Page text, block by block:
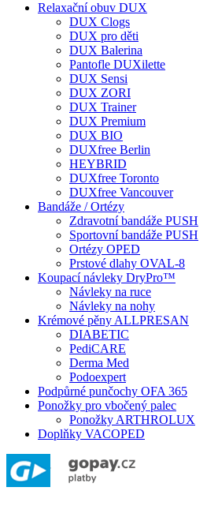
Relaxační obuv DUX
DUX Clogs
DUX pro děti
DUX Balerina
Pantofle DUXilette
DUX Sensi
DUX ZORI
DUX Trainer
DUX Premium
DUX BIO
DUXfree Berlin
HEYBRID
DUXfree Toronto
DUXfree Vancouver
Bandáže / Ortézy
Zdravotní bandáže PUSH
Sportovní bandáže PUSH
Ortézy OPED
Prstové dlahy OVAL-8
Koupací návleky DryPro™
Návleky na ruce
Návleky na nohy
Krémové pěny ALLPRESAN
DIABETIC
PediCARE
Derma Med
Podoexpert
Podpůrné punčochy OFA 365
Ponožky pro vbočený palec
Ponožky ARTHROLUX
Doplňky VACOPED